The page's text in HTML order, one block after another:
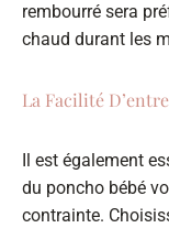
rembourré sera
chaud durant les
La Facilité
Il est également
du poncho bébé
contrainte.